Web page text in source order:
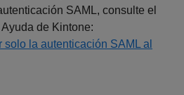
SAML, consulte el
de Kintone:
la autenticación SAML al